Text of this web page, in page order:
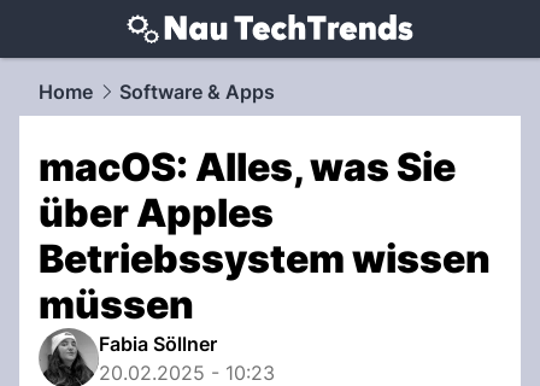
techtrends.NAU.ch
Home Software & Apps
macOS: Alles, was Sie
über Apples
Betriebssystem wissen
müssen
Fabia Söllner
20.02.2025 - 10:23